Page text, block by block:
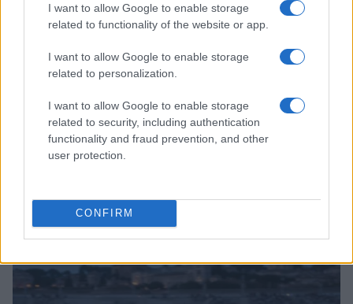
I want to allow Google to enable storage
related to functionality of the website or app.
I want to allow Google to enable storage
related to personalization.
I want to allow Google to enable storage
related to security, including authentication
functionality and fraud prevention, and other
user protection.
CONFIRM
ALTRI SPORT